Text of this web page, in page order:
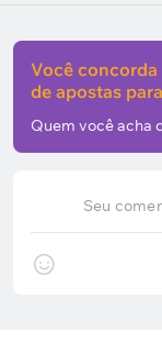
Seu
Você
de apostas
Quem você acha